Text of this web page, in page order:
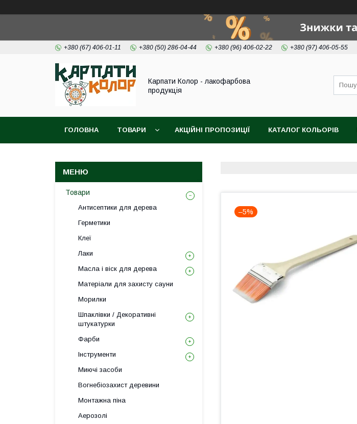
+380 (67) 406-01-11 +380 (50) 286-04-44 +380 (96) 406-02-22 +380 (97) 406-05-55
Карпати Колор - лакофарбова
продукція
ГОЛОВНА ТОВАРИ АКЦІЙНІ ПРОПОЗИЦІЇ КАТАЛОГ КОЛЬОРІВ
–5%
Товари
Антисептики для дерева
Герметики
Клеї
Лаки
Масла і віск для дерева
Матеріали для захисту сауни
Морилки
Шпаклівки / Декоративні
штукатурки
Фарби
Інструменти
Миючі засоби
Вогнебіозахист деревини
Монтажна піна
Аерозолі